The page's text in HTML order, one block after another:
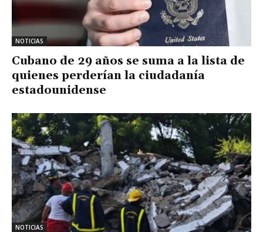
NOTICIAS
Cubano de 29 años se suma a la lista de
quienes perderían la ciudadanía
estadounidense
NOTICIAS